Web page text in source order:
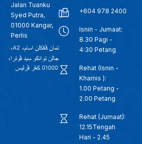
Jalan Tuanku
Syed Putra,
01000 Kangar,
Perlis
+604 978 2400
Isnin - Jumaat:
8.30 Pagi -
4:30 Petang
Rehat (Isnin -
Khamis ):
1.00 Petang -
2.00 Petang
Rehat (Jumaat):
12.15Tengah
Hari - 2.45